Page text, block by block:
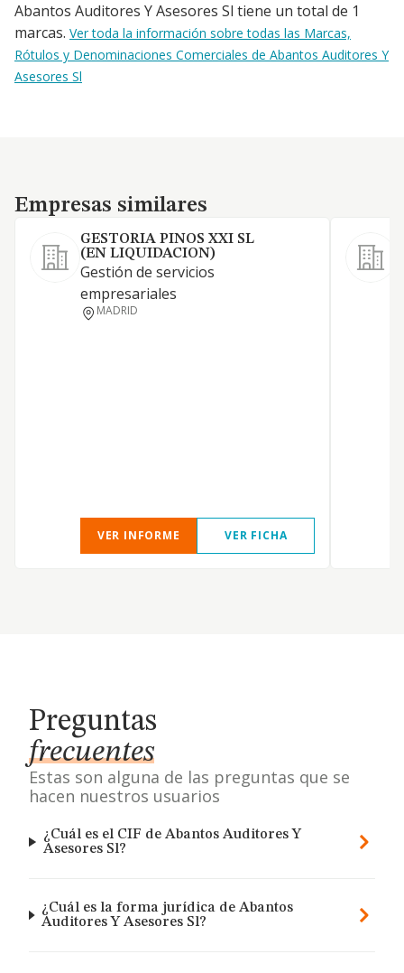
Abantos Auditores Y Asesores Sl tiene un total de 1
marcas. Ver toda la información sobre todas las Marcas,
Rótulos y Denominaciones Comerciales de Abantos Auditores Y
Asesores Sl
Empresas similares
Empresas similares
GESTORIA PINOS XXI SL
(EN LIQUIDACION)
Gestión de servicios
empresariales
MADRID
VER INFORME VER FICHA
Preguntas
frecuentes
Estas son alguna de las preguntas que se
hacen nuestros usuarios
¿Cuál es el CIF de Abantos Auditores Y
Asesores Sl?
¿Cuál es la forma jurídica de Abantos
Auditores Y Asesores Sl?